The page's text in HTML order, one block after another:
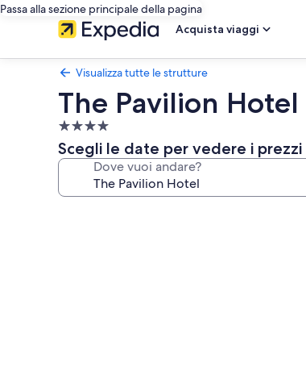
Passa alla sezione principale della pagina
Acquista viaggi
Visualizza tutte le strutture
The Pavilion Hotel
Struttura
a
4.0
Scegli le date per vedere i prezzi
Dove vuoi andare?